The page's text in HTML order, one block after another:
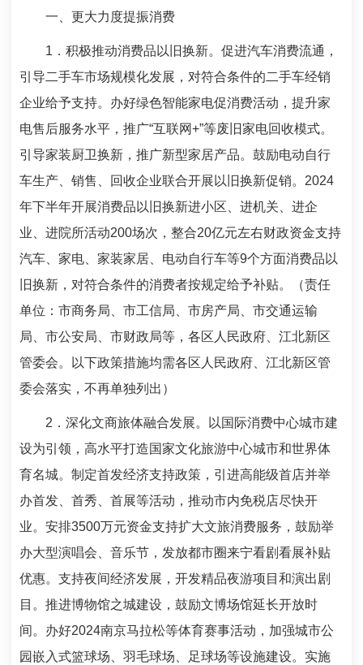
一、更大力度提振消费
1 ．积极推动消费品以旧换新。促进汽车消费流通，
引导二手车市场规模化发展，对符合条件的二手车经销
企业给予支持。办好绿色智能家电促消费活动，提升家
电售后服务水平，推广“互联网+”等废旧家电回收模式。
引导家装厨卫换新，推广新型家居产品。鼓励电动自行
车生产、销售、回收企业联合开展以旧换新促销。 2024
年下半年开展消费品以旧换新进小区、进机关、进企
业、进院所活动200场次，整合20亿元左右财政资金支持
汽车、家电、家装家居、电动自行车等9个方面消费品以
旧换新，对符合条件的消费者按规定给予补贴。（责任
单位：市商务局、市工信局、市房产局、市交通运输
局、市公安局、市财政局等，各区人民政府、江北新区
管委会。以下政策措施均需各区人民政府、江北新区管
委会落实，不再单独列出）
2 ．深化文商旅体融合发展。以国际消费中心城市建
设为引领，高水平打造国家文化旅游中心城市和世界体
育名城。制定首发经济支持政策，引进高能级首店并举
办首发、首秀、首展等活动，推动市内免税店尽快开
业。安排3500万元资金支持扩大文旅消费服务，鼓励举
办大型演唱会、音乐节，发放都市圈来宁看剧看展补贴
优惠。支持夜间经济发展，开发精品夜游项目和演出剧
目。推进博物馆之城建设，鼓励文博场馆延长开放时
间。办好2024南京马拉松等体育赛事活动，加强城市公
园嵌入式篮球场、羽毛球场、足球场等设施建设。实施